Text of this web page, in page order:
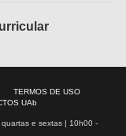
TERMOS DE USO
UAb
e sextas | 10h00 -